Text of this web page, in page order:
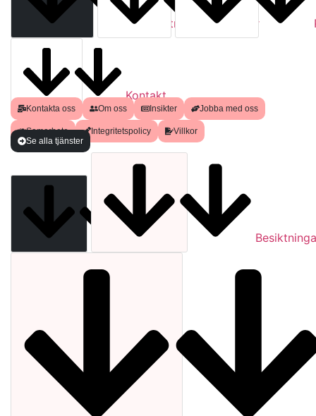
Milströms Tjänster
Kontakt
Kontakta oss Om oss Insikter Jobba med oss
Samarbete Integritetspolicy
Villkor
Se alla tjänster
Analyser